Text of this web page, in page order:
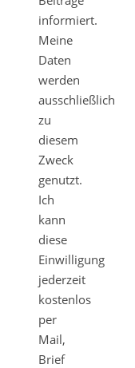
informiert.
Meine
Daten
werden
ausschließlich
zu
diesem
Zweck
genutzt.
Ich
kann
diese
Einwilligung
jederzeit
kostenlos
per
Mail,
Brief